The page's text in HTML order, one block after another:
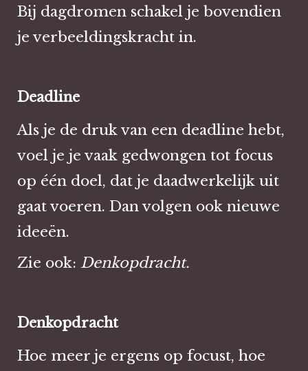
Bij dagdromen schakel je bovendien
je verbeeldingskracht in.
Deadline
Als je de druk van een deadline hebt,
voel je je vaak gedwongen tot focus
op één doel, dat je daadwerkelijk uit
gaat voeren. Dan volgen ook nieuwe
ideeën.
Zie ook: Denkopdracht.
Denkopdracht
Hoe meer je ergens op focust, hoe